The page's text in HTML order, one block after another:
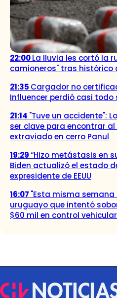
22:00La lluvia les cortó la
camioneros" tras histórico
21:35 Cargador no
Influencer perdió casi
21:14 "Tuve un accidente":
ser clave para encontrar
extraviado en cerro Panul
19:29“Hizo metástasis en
Biden actualizó el estado
expresidente de EEUU
16:07 "Esta misma semana
uruguayo que intentó
$60 mil en control vehicular